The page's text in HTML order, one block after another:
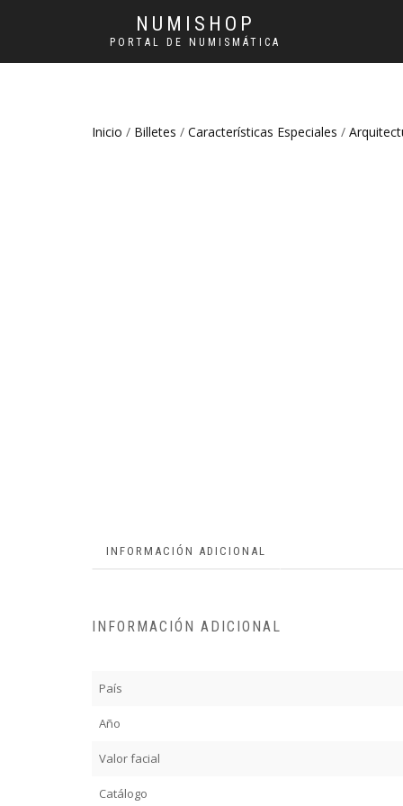
NUMISHOP
PORTAL DE NUMISMÁTICA
Inicio / Billetes / Características Especiales /
INFORMACIÓN ADICIONAL
INFORMACIÓN ADICIONAL
País
Año
Valor facial
Catálogo